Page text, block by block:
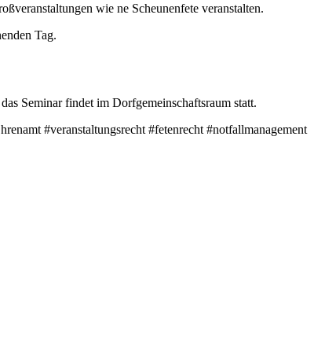
wie ne Scheunenfete veranstalten.
Tag.
Seminar findet im Dorfgemeinschaftsraum statt.
#veranstaltungsrecht #fetenrecht #notfallmanagement